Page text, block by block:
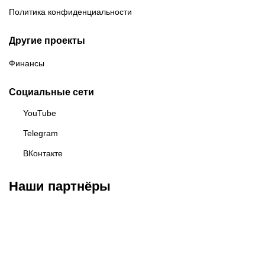
Политика конфиденциальности
Другие проекты
Финансы
Социальные сети
YouTube
Telegram
ВКонтакте
Наши партнёры